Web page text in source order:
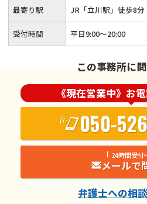
最寄り駅 JR「立川駅」徒歩8分
受付時間 平日9:00〜20:00
この事務所に
《現在営業中》お
050-
24時間受付
メールで
弁護士への相